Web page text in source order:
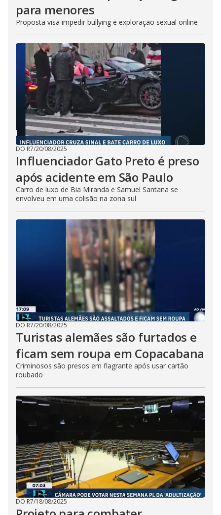
para menores
Proposta visa impedir bullying e exploração sexual online
DO R7/20/08/2025
Influenciador Gato Preto é preso
após acidente em São Paulo
Carro de luxo de Bia Miranda e Samuel Santana se
envolveu em uma colisão na zona sul
DO R7/20/08/2025
Turistas alemães são furtados e
ficam sem roupa em Copacabana
Criminosos são presos em flagrante após usar cartão
roubado
DO R7/18/08/2025